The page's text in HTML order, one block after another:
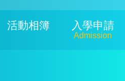
活動相簿 入學申請
Admission